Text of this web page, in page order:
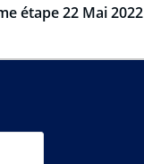
étape 22 Mai 2022